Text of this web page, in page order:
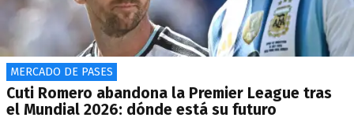
MERCADO DE PASES
Cuti Romero abandona la Premier League tras
el Mundial 2026: dónde está su futuro